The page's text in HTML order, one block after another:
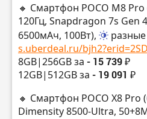
🔸 Смартфон POCO M8 Pro
120Гц, Snapdragon 7s Gen
6500мАч, 100Вт),
s.uberdeal.ru/
8GB|256GB за - 15 739 ₽
12GB|512GB за - 19 091 ₽
🔸 Смартфон POCO X8 Pro
Dimensity 8500-Ultra,